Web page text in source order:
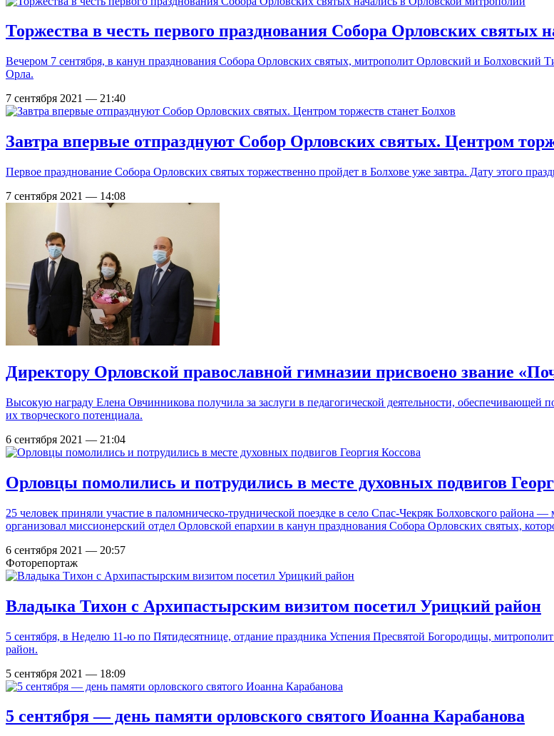
Торжества в честь первого празднования Собора Орловских святых
Вечером 7 сентября, в канун празднования Собора Орловских святых, митрополит Орловский и Болховский
Орла.
7 сентября 2021 — 21:40
Завтра впервые отпразднуют Собор Орловских святых. Центром
Первое празднование Собора Орловских святых торжественно пройдет в Болхове уже завтра. Дату этого
7 сентября 2021 — 14:08
Директору Орловской православной гимназии присвоено звание
Высокую награду Елена Овчинникова получила за заслуги в педагогической деятельности,
их творческого потенциала.
6 сентября 2021 — 21:04
Орловцы помолились и потрудились в месте духовных подвигов
25 человек приняли участие в паломническо-труднической поездке в село Спас-Чекряк Болховского района
организовал миссионерский отдел Орловской епархии в канун празднования Собора Орловских святых,
6 сентября 2021 — 20:57
Фоторепортаж
Владыка Тихон с Архипастырским визитом посетил Урицкий район
5 сентября, в Неделю 11-ю по Пятидесятнице, отдание праздника Успения Пресвятой Богородицы,
район.
5 сентября 2021 — 18:09
5 сентября — день памяти орловского святого Иоанна Карабанова